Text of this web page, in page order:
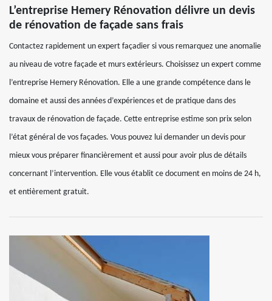
L’entreprise Hemery Rénovation délivre un devis
de rénovation de façade sans frais
Contactez rapidement un expert façadier si vous remarquez une anomalie
au niveau de votre façade et murs extérieurs. Choisissez un expert comme
l’entreprise Hemery Rénovation. Elle a une grande compétence dans le
domaine et aussi des années d’expériences et de pratique dans des
travaux de rénovation de façade. Cette entreprise estime son prix selon
l’état général de vos façades. Vous pouvez lui demander un devis pour
mieux vous préparer financièrement et aussi pour avoir plus de détails
concernant l’intervention. Elle vous établit ce document en moins de 24 h,
et entièrement gratuit.